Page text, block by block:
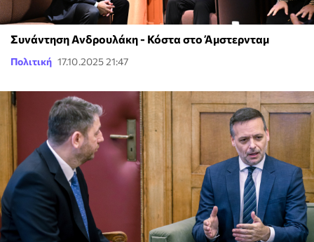
Συνάντηση Ανδρουλάκη - Κόστα στο Άμστερνταμ
Πολιτική 17.10.2025 21:47